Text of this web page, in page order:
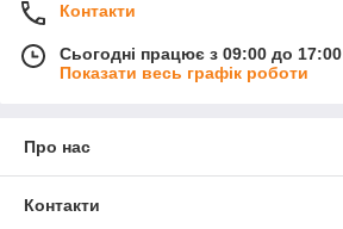
Контакти
Сьогодні працює з 09:00 до 17:00
Показати весь графік роботи
Про нас
Контакти